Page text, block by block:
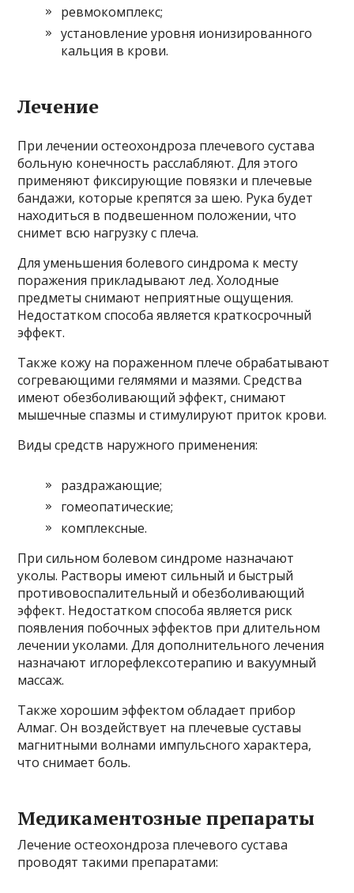
ревмокомплекс;
установление уровня ионизированного
кальция в крови.
Лечение
При лечении остеохондроза плечевого сустава
больную конечность расслабляют. Для этого
применяют фиксирующие повязки и плечевые
бандажи, которые крепятся за шею. Рука будет
находиться в подвешенном положении, что
снимет всю нагрузку с плеча.
Для уменьшения болевого синдрома к месту
поражения прикладывают лед. Холодные
предметы снимают неприятные ощущения.
Недостатком способа является краткосрочный
эффект.
Также кожу на пораженном плече обрабатывают
согревающими гелямями и мазями. Средства
имеют обезболивающий эффект, снимают
мышечные спазмы и стимулируют приток крови.
Виды средств наружного применения:
раздражающие;
гомеопатические;
комплексные.
При сильном болевом синдроме назначают
уколы. Растворы имеют сильный и быстрый
противовоспалительный и обезболивающий
эффект. Недостатком способа является риск
появления побочных эффектов при длительном
лечении уколами. Для дополнительного лечения
назначают иглорефлексотерапию и вакуумный
массаж.
Также хорошим эффектом обладает прибор
Алмаг. Он воздействует на плечевые суставы
магнитными волнами импульсного характера,
что снимает боль.
Медикаментозные препараты
Лечение остеохондроза плечевого сустава
проводят такими препаратами: